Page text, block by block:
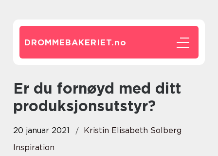
DROMMEBAKERIET.no
Er du fornøyd med ditt
produksjonsutstyr?
20 januar 2021
Kristin Elisabeth Solberg
Inspiration